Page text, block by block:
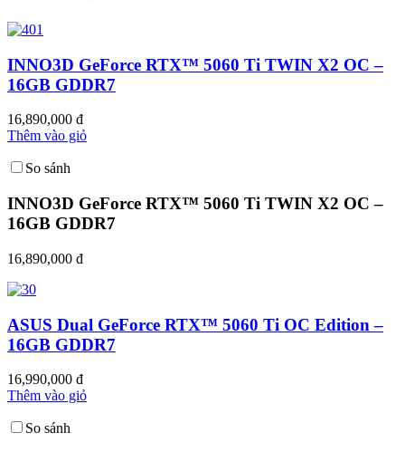
INNO3D GeForce RTX™ 5060 Ti TWIN X2 OC –
16GB GDDR7
16,890,000 đ
Thêm vào giỏ
So sánh
INNO3D GeForce RTX™ 5060 Ti TWIN X2 OC –
16GB GDDR7
16,890,000 đ
ASUS Dual GeForce RTX™ 5060 Ti OC Edition –
16GB GDDR7
16,990,000 đ
Thêm vào giỏ
So sánh